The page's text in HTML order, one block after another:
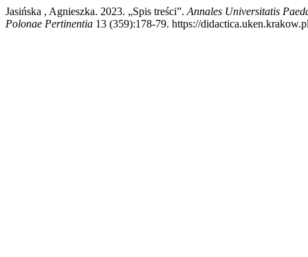
Jasińska , Agnieszka. 2023. „Spis treści”. Annales Universitatis
Polonae Pertinentia 13 (359):178-79. https://